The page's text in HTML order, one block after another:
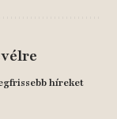
híreket